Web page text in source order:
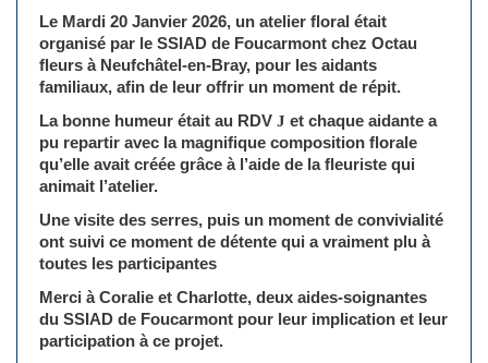
Le Mardi 20 Janvier 2026, un atelier floral était
organisé par le SSIAD de Foucarmont chez Octau
fleurs à Neufchâtel-en-Bray, pour les aidants
familiaux, afin de leur offrir un moment de répit.
La bonne humeur était au RDV J et chaque aidante a
pu repartir avec la magnifique composition florale
qu’elle avait créée grâce à l’aide de la fleuriste qui
animait l’atelier.
Une visite des serres, puis un moment de convivialité
ont suivi ce moment de détente qui a vraiment plu à
toutes les participantes
Merci à Coralie et Charlotte, deux aides-soignantes
du SSIAD de Foucarmont pour leur implication et leur
participation à ce projet.